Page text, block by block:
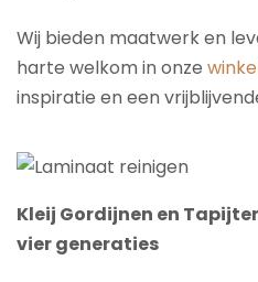
Wij bieden maatwerk en
harte welkom in onze
inspiratie en een
Kleij Gordijnen en
vier generaties